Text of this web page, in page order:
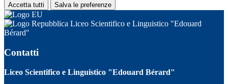
Accetta tutti Salva le preferenze
Liceo Scientifico e Linguistico "Edouard
Bérard"
Contatti
Liceo Scientifico e Linguistico "Edouard Bérard"